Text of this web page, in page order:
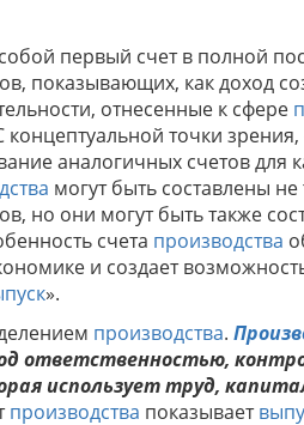
первый счет в полной
показывающих, как доход
отнесенные к сфере
точки зрения,
аналогичных счетов
могут быть составлены
но они могут быть также
счета производства
и создает
».
производства.
ответственностью,
использует труд,
производства показывает